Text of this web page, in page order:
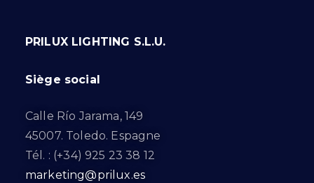
PRILUX LIGHTING S.L.U.
Siège social
Calle Río Jarama, 149
45007. Toledo. Espagne
Tél. : (+34) 925 23 38 12
marketing@prilux.es